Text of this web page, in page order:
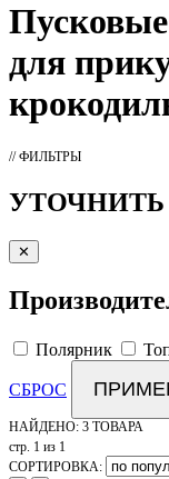
Пусковые
для
// ФИЛЬТРЫ
✕
Полярник
СБРОС
НАЙДЕНО: 3 ТОВАРА
стр. 1 из 1
СОРТИРОВКА: